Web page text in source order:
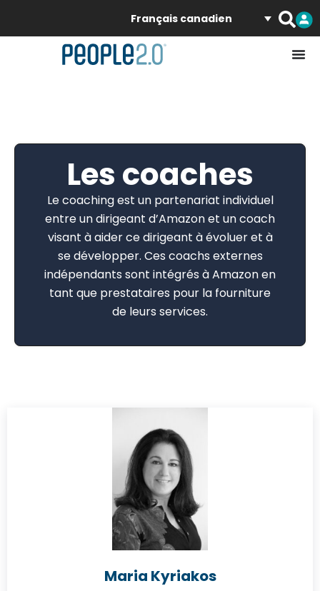
Français canadien
Les coaches
Le coaching est un partenariat individuel
entre un dirigeant d’Amazon et un coach
visant à aider ce dirigeant à évoluer et à
se développer. Ces coachs externes
indépendants sont intégrés à Amazon en
tant que prestataires pour la fourniture
de leurs services.
Maria Kyriakos